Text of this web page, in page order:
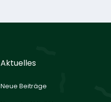
Aktuelles
Neue Beiträge